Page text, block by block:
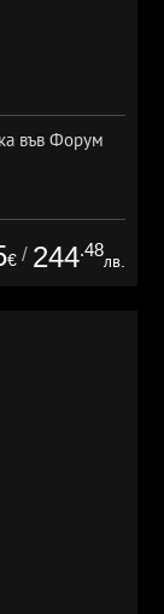
във Форум
€ / 244.48
лв.